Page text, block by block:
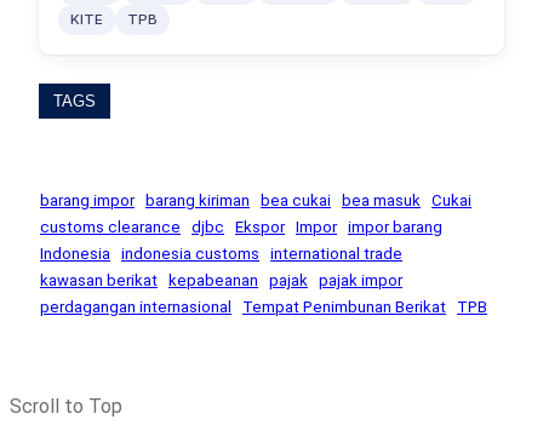
KITE
TPB
TAGS
barang impor barang kiriman bea cukai bea masuk Cukai
customs clearance
djbc Ekspor Impor impor barang
Indonesia indonesia customs
international trade
kawasan berikat
kepabeanan pajak pajak impor
perdagangan internasional
Tempat Penimbunan Berikat TPB
Scroll to Top